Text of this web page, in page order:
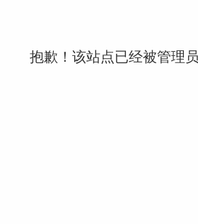
抱歉！该站点已经被管理